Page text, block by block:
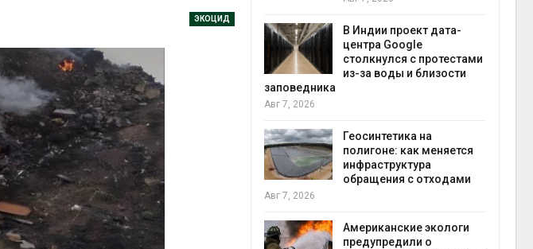
ЭКОЦИД
Южная Корея ускорит
развитие солнечной
энергетики из-за роста
спроса со стороны ИИ
Авг 7, 2026
Приток воды в
водохранилища Волги и
Камы в августе может
превысить норму почти в
полтора раза
Авг 7, 2026
В Индии проект дата-
центра Google
столкнулся с протестами
из-за воды и близости
заповедника
Авг 7, 2026
Геосинтетика на
полигоне: как меняется
инфраструктура
обращения с отходами
Авг 7, 2026
Американские экологи
предупредили о